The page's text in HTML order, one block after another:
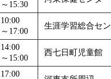
～15:30
10:00
～17:00
生涯学習総合セ
14:00
～15:00
西七日町児童館
17:00